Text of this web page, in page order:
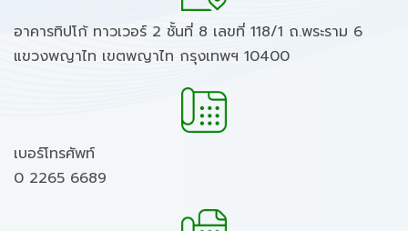
อาคารทิปโก้ ทาวเวอร์ 2 ชั้นที่ 8 เลขที่ 118/1 ถ.พระราม 6
แขวงพญาไท เขตพญาไท กรุงเทพฯ 10400
เบอร์โทรศัพท์
0 2265 6689